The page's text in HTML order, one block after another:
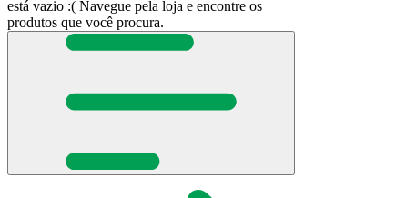
está vazio :( Navegue pela loja e encontre os
produtos que você procura.